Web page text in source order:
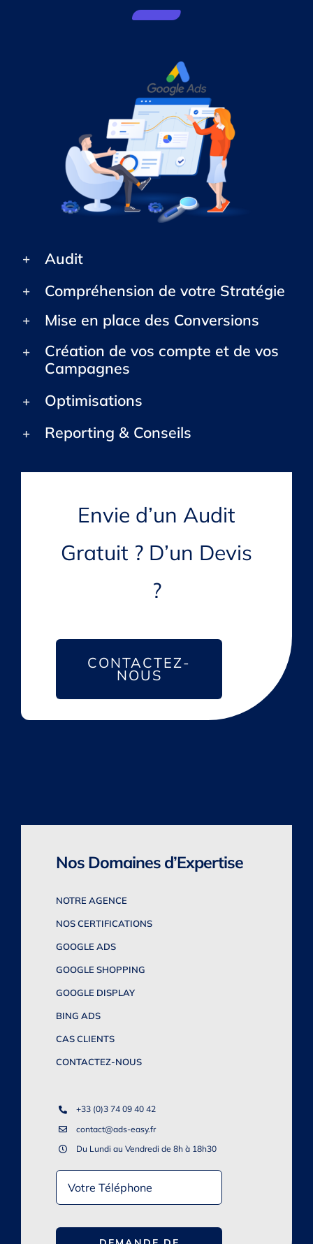
Audit
Compréhension de votre Stratégie
Mise en place des Conversions
Création de vos compte et de vos
Campagnes
Optimisations
Reporting & Conseils
Envie d’un Audit
Gratuit ? D’un Devis
?
CONTACTEZ-
NOUS
Nos Domaines d’Expertise
NOTRE AGENCE
NOS CERTIFICATIONS
GOOGLE ADS
GOOGLE SHOPPING
GOOGLE DISPLAY
BING ADS
CAS CLIENTS
CONTACTEZ-NOUS
+33 (0)3 74 09 40 42
contact@ads-easy.fr
Du Lundi au Vendredi de 8h à 18h30